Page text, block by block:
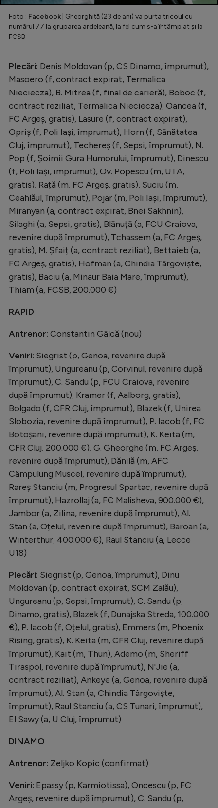
Foto : Facebook | Gheorghiță (23 de ani) va purta tricoul cu
numărul 77 la gruparea ardeleană, la fel cum s-a întâmplat și la
FCSB
Plecări: Denis Moldovan (p, CS Dinamo, împrumut),
Masoero (f, contract expirat, Termalica
Nieciecza), B. Mitrea (f, final de carieră), Boboc (f,
contract reziliat, Termalica Nieciecza), Oancea (f,
FC Argeș, gratis), Lasure (f, contract expirat),
Opriș (f, Poli Iași, împrumut), Horn (f, Sănătatea
Cluj, împrumut), Techereș (f, Sepsi, împrumut), N.
Pop (f, Șoimii Gura Humorului, împrumut), Dinescu
(f, Poli Iași, împrumut), Ov. Popescu (m, UTA,
gratis), Rață (m, FC Argeș, gratis), Suciu (m,
Ceahlăul, împrumut), Pojar (m, Poli Iași, împrumut),
Miranyan (a, contract expirat, Bnei Sakhnin),
Silaghi (a, Sepsi, gratis), Blănuță (a, FCU Craiova,
revenire după împrumut), Tchassem (a, FC Argeș,
gratis), M. Șfaiț (a, contract reziliat), Bettaieb (a,
FC Argeș, gratis), Hofman (a, Chindia Târgoviște,
gratis), Baciu (a, Minaur Baia Mare, împrumut),
Thiam (a, FCSB, 200.000 €)
RAPID
Antrenor: Constantin Gâlcă (nou)
Veniri: Siegrist (p, Genoa, revenire după
împrumut), Ungureanu (p, Corvinul, revenire după
împrumut), C. Sandu (p, FCU Craiova, revenire
după împrumut), Kramer (f, Aalborg, gratis),
Bolgado (f, CFR Cluj, împrumut), Blazek (f, Unirea
Slobozia, revenire după împrumut), P. Iacob (f, FC
Botoșani, revenire după împrumut), K. Keita (m,
CFR Cluj, 200.000 €), G. Gheorghe (m, FC Argeș,
revenire după împrumut), Dănilă (m, AFC
Câmpulung Muscel, revenire după împrumut),
Rareș Stanciu (m, Progresul Spartac, revenire după
împrumut), Hazrollaj (a, FC Malisheva, 900.000 €),
Jambor (a, Zilina, revenire după împrumut), Al.
Stan (a, Oțelul, revenire după împrumut), Baroan (a,
Winterthur, 400.000 €), Raul Stanciu (a, Lecce
U18)
Plecări: Siegrist (p, Genoa, împrumut), Dinu
Moldovan (p, contract expirat, SCM Zalău),
Ungureanu (p, Sepsi, împrumut), C. Sandu (p,
Dinamo, gratis), Blazek (f, Dunajska Streda, 100.000
€), P. Iacob (f, Oțelul, gratis), Emmers (m, Phoenix
Rising, gratis), K. Keita (m, CFR Cluj, revenire după
împrumut), Kait (m, Thun), Ademo (m, Sheriff
Tiraspol, revenire după împrumut), N'Jie (a,
contract reziliat), Ankeye (a, Genoa, revenire după
împrumut), Al. Stan (a, Chindia Târgoviște,
împrumut), Raul Stanciu (a, CS Tunari, împrumut),
El Sawy (a, U Cluj, împrumut)
DINAMO
Antrenor: Zeljko Kopic (confirmat)
Veniri: Epassy (p, Karmiotissa), Oncescu (p, FC
Argeș, revenire după împrumut), C. Sandu (p,